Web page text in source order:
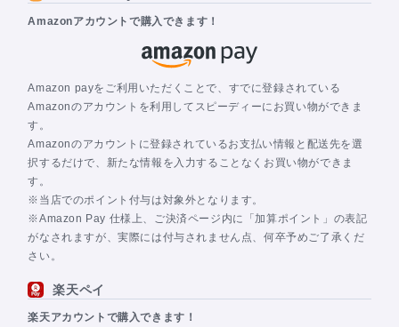
Amazonアカウントで購入できます！
Amazon payをご利用いただくことで、すでに登録されている
Amazonのアカウントを利用してスピーディーにお買い物ができま
す。
Amazonのアカウントに登録されているお支払い情報と配送先を選
択するだけで、新たな情報を入力することなくお買い物ができま
す。
※当店でのポイント付与は対象外となります。
※Amazon Pay 仕様上、ご決済ページ内に「加算ポイント」の表記
がなされますが、実際には付与されません点、何卒予めご了承くだ
さい。
楽天ペイ
楽天アカウントで購入できます！